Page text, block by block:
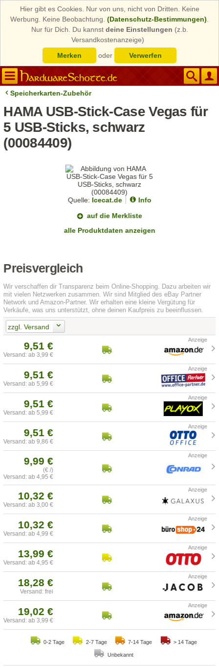
Hier gibt es Cookies. Nur von uns, nicht von Dritten. Keine
Werbung. Keine Beobachtung. (Datenschutz-Bestimmungen)
Nur für Dich. Du kannst deine Einstellungen (z.b.
Versandkostenanzeige)
Merken
oder Verwerfen
Speicherkarten-Zubehör
HAMA USB-Stick-Case Vegas für
5 USB-Sticks, schwarz
(00084409)
Quelle: Icecat.de
Info
auf die Merkliste
alle Produktdaten anzeigen
Preisvergleich
Wir verschaffen dir Transparenz beim Online-Shopping. Dazu arbeiten wir
mit vielen Netzwerken zusammen. Wir sind Mitglied des eBay Partner
Network und Amazon-Partner. Wir erhalten eine kleine Vergütung für
Verkäufe, was uns unterstützt, ohne deinen Kaufpreis zu beeinflussen.
zzgl. Versand
9,51 €
Versand: ab 3,99 €
9,51 €
Versand: ab 5,99 €
9,51 €
Versand: ab 5,99 €
9,51 €
Versand: ab 9,86 €
9,99 €
(€ /)
Versand: ab 4,95 €
10,32 €
Versand: ab 3,00 €
10,32 €
Versand: ab 4,99 €
13,99 €
Versand: ab 4,95 €
18,28 €
Versand: frei
19,02 €
Versand: ab 3,99 €
0-2 Tage 2-7 Tage 7-14 Tage > 14 Tage
Unbekannt